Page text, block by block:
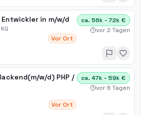
Entwickler in m/w/d
Vor Ort
ca. 56k - 72k €
vor 2 Tagen
w/d) PHP /
Vor Ort
ca. 47k - 59k €
vor 6 Tagen